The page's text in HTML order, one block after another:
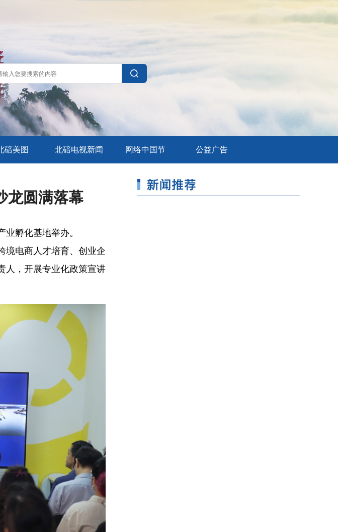
碚美图 北碚电视新闻 网络中国节 公益广告
龙圆满落幕
孵化基地举办。
境电商人才培育、创业企
人，开展专业化政策宣讲